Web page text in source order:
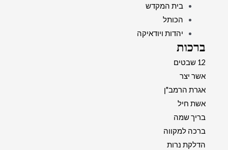
בית המקדש
הכותל
יהדות ויודאיקה
ברכות
12 שבטים
אשר יצר
אגרת הרמב"ן
אשת חיל
בריך שמה
ברכה למקווה
הדלקת נרות